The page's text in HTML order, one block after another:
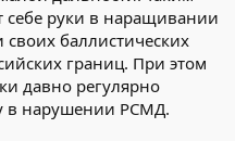
себе руки в наращивании
баллистических
границ. При этом
давно регулярно
в нарушении РСМД.